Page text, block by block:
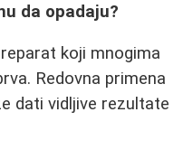
da opadaju?
koji mnogima
Redovna primena
dati vidljive rezultate